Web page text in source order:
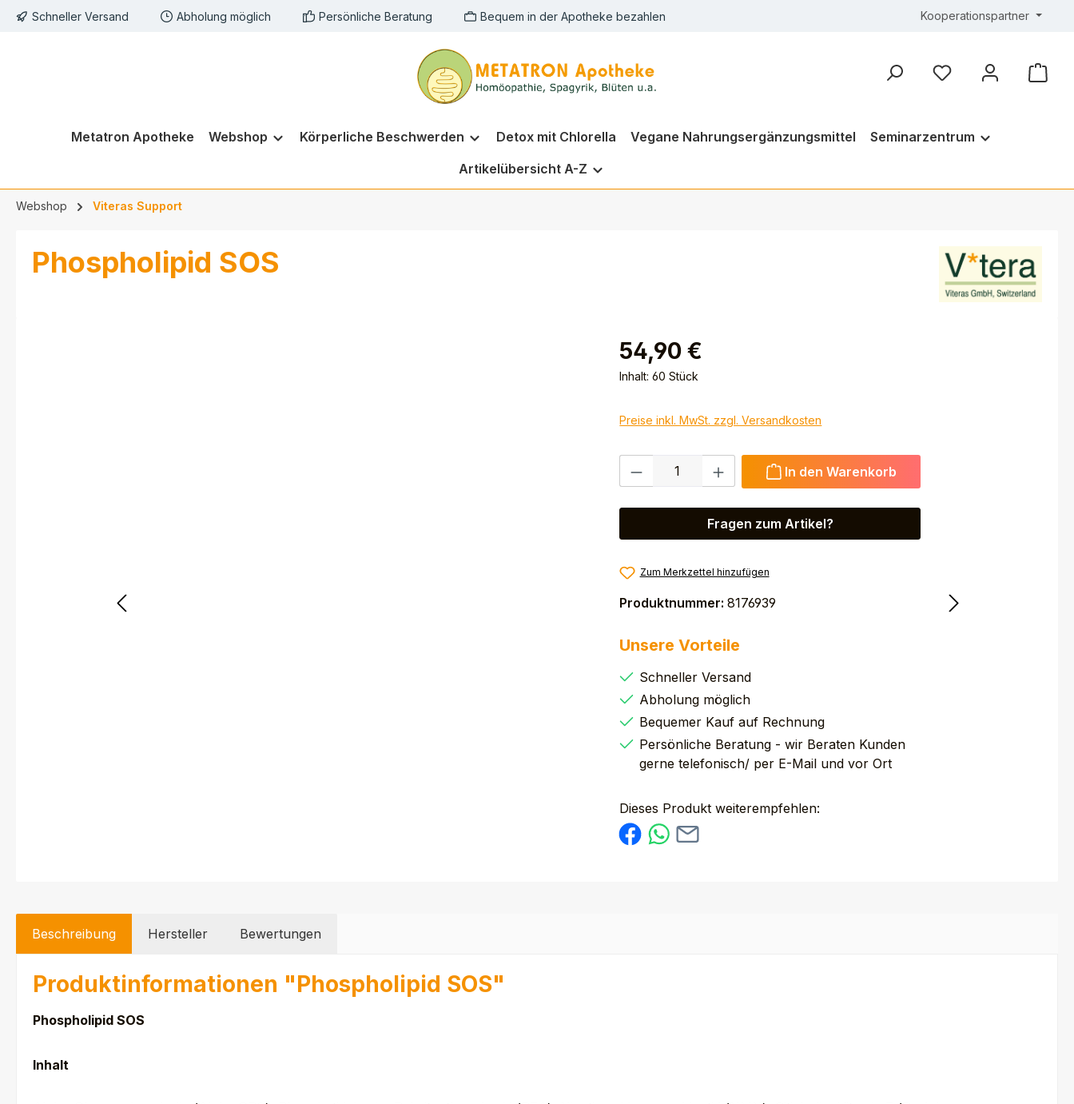
Zur Hauptnavigation springen
Schneller Versand Abholung möglich Persönliche Beratung Bequem in der Apotheke bezahlen Kooperationspartner
Metatron Apotheke Webshop Körperliche Beschwerden Detox mit Chlorella Vegane Nahrungsergänzungsmittel
Seminarzentrum
Artikelübersicht A-Z
Webshop Viteras Support
Phospholipid SOS
54,90 €
Inhalt:60 Stück
Preise inkl. MwSt. zzgl. Versandkosten
Produkt Anzahl: Gib den gewünschten Wert ein oder benutze die
In den Warenkorb
Fragen zum Artikel?
Zum Merkzettel hinzufügen
Produktnummer:8176939
Unsere Vorteile
Schneller Versand
Abholung möglich
Bequemer Kauf auf Rechnung
Persönliche Beratung - wir Beraten Kunden
gerne telefonisch/ per E-Mail und vor Ort
Dieses Produkt weiterempfehlen:
Beschreibung Hersteller Bewertungen
Produktinformationen "Phospholipid SOS"
Phospholipid SOS
Inhalt